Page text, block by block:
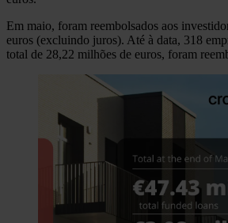
Em maio, foram reembolsados aos
euros (excluindo juros). Até à data, 318
total de 28,22 milhões de euros, foram